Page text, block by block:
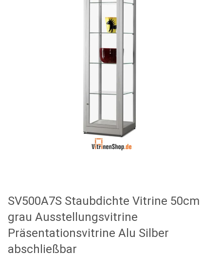
SV500A7S Staubdichte Vitrine 50cm
grau Ausstellungsvitrine
Präsentationsvitrine Alu Silber
abschließbar